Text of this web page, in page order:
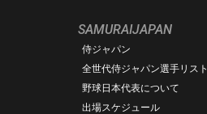
SAMURAIJAPAN
侍ジャパン
全世代侍ジャパン選手リスト
野球日本代表について
出場スケジュール